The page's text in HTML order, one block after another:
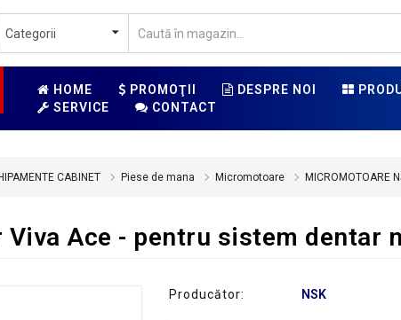
HOME PROMOŢII DESPRE NOI
SERVICE
CONTACT
CABINET Piese de mana Micromotoare MICROMOTOARE
Ace - pentru sistem dentar
Producător: NSK